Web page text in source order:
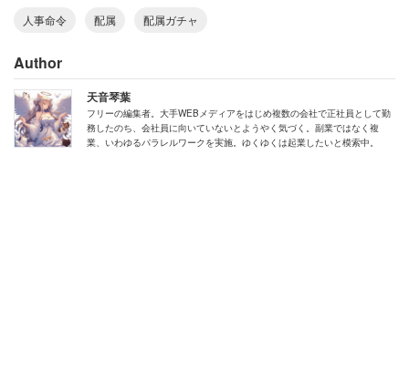
人事命令 配属 配属ガチャ
Author
天音琴葉
フリーの編集者。大手WEBメディアをはじめ複数の会社で正社員として勤
務したのち、会社員に向いていないとようやく気づく。副業ではなく複
業、いわゆるパラレルワークを実施。ゆくゆくは起業したいと模索中。